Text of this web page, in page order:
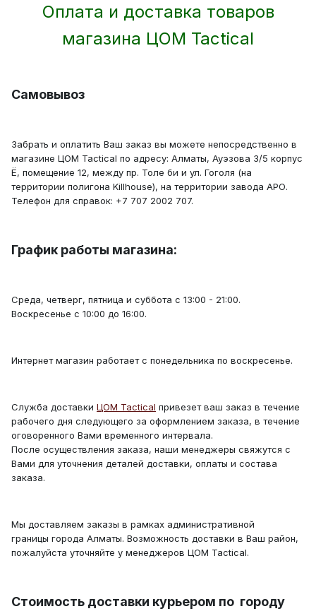
Оплата и доставка товаров
магазина ЦОМ Tactical
Самовывоз
Забрать и оплатить Ваш заказ вы можете непосредственно в
магазине ЦОМ Tactical по адресу: Алматы, Ауэзова 3/5 корпус
Ё, помещение 12, между пр. Толе би и ул. Гоголя (на
территории полигона Killhouse), на территории завода АРО.
Телефон для справок: +7 707 2002 707.
График работы магазина:
Среда, четверг, пятница и суббота с 13:00 - 21:00.
Воскресенье с 10:00 до 16:00.
Интернет магазин работает с понедельника по воскресенье.
Служба доставки ЦОМ Tactical привезет ваш заказ в течение
рабочего дня следующего за оформлением заказа, в течение
оговоренного Вами временного интервала.
После осуществления заказа, наши менеджеры свяжутся с
Вами для уточнения деталей доставки, оплаты и состава
заказа.
Мы доставляем заказы в рамках административной
границы города Алматы. Возможность доставки в Ваш район,
пожалуйста уточняйте у менеджеров ЦОМ Tactical.
Стоимость доставки курьером по городу